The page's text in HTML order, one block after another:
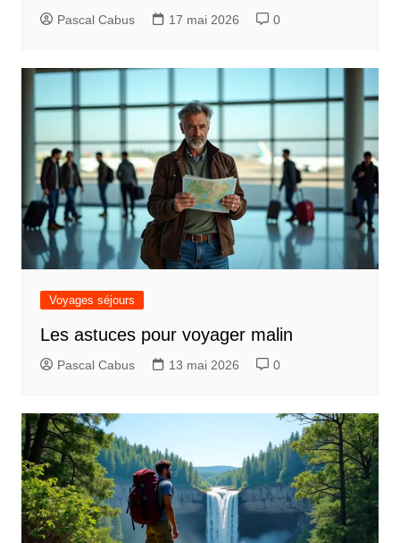
Pascal Cabus 17 mai 2026 0
Voyages séjours
Les astuces pour voyager malin
Pascal Cabus 13 mai 2026 0